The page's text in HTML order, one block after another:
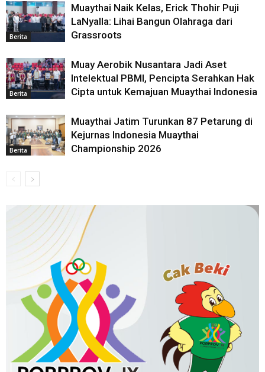
Berita
Muaythai Naik Kelas, Erick Thohir Puji
LaNyalla: Lihai Bangun Olahraga dari
Grassroots
Berita
Muay Aerobik Nusantara Jadi Aset
Intelektual PBMI, Pencipta Serahkan Hak
Cipta untuk Kemajuan Muaythai Indonesia
Berita
Muaythai Jatim Turunkan 87 Petarung di
Kejurnas Indonesia Muaythai
Championship 2026